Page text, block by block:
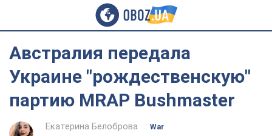
Австралия передала
Украине "рождественскую"
партию MRAP Bushmaster
Екатерина Белоброва
War